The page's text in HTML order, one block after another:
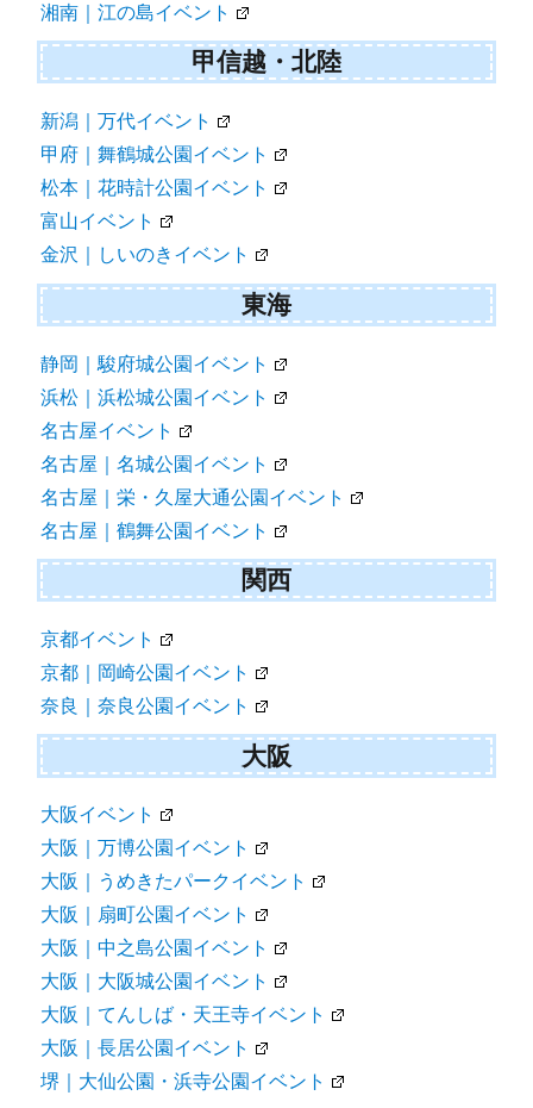
湘南｜江の島イベント
甲信越・北陸
新潟｜万代イベント
甲府｜舞鶴城公園イベント
松本｜花時計公園イベント
富山イベント
金沢｜しいのきイベント
東海
静岡｜駿府城公園イベント
浜松｜浜松城公園イベント
名古屋イベント
名古屋｜名城公園イベント
名古屋｜栄・久屋大通公園イベント
名古屋｜鶴舞公園イベント
関西
京都イベント
京都｜岡崎公園イベント
奈良｜奈良公園イベント
大阪
大阪イベント
大阪｜万博公園イベント
大阪｜うめきたパークイベント
大阪｜扇町公園イベント
大阪｜中之島公園イベント
大阪｜大阪城公園イベント
大阪｜てんしば・天王寺イベント
大阪｜長居公園イベント
堺｜大仙公園・浜寺公園イベント